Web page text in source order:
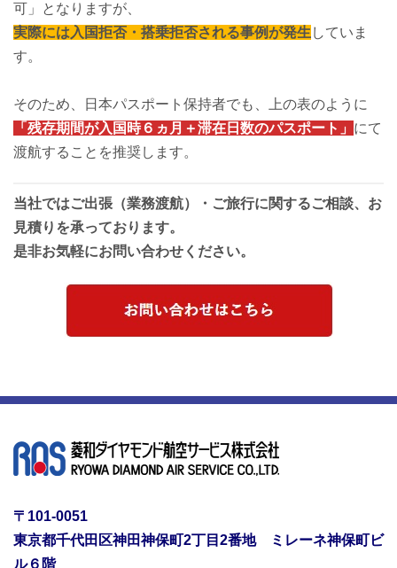
可」となりますが、
実際には入国拒否・搭乗拒否される事例が発生 していま
す。
そのため、日本パスポート保持者でも、上の表のように
「残存期間が入国時６ヵ月＋滞在日数のパスポート」 にて
渡航することを推奨します。
当社ではご出張（業務渡航）・ご旅行に関するご相談、お
見積りを承っております。
是非お気軽にお問い合わせください。
〒101-0051
東京都千代田区神田神保町2丁目2番地 ミレーネ神保町ビ
ル６階